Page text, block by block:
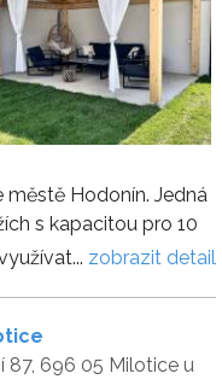
Hodonín. Jedná
s kapacitou pro 10
zobrazit detail
87, 696 05 Milotice u